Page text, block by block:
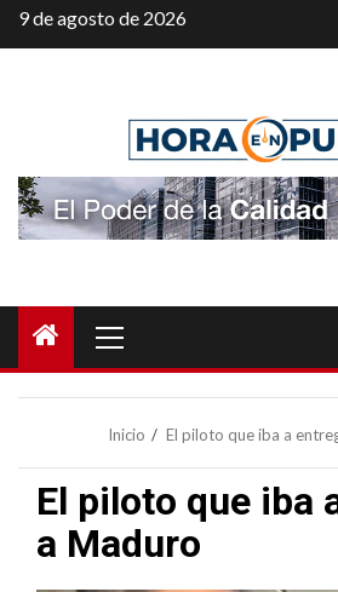
Saltar
al
9 de agosto de 2026
principal
Inicio El piloto que iba a
El piloto que iba
a Maduro